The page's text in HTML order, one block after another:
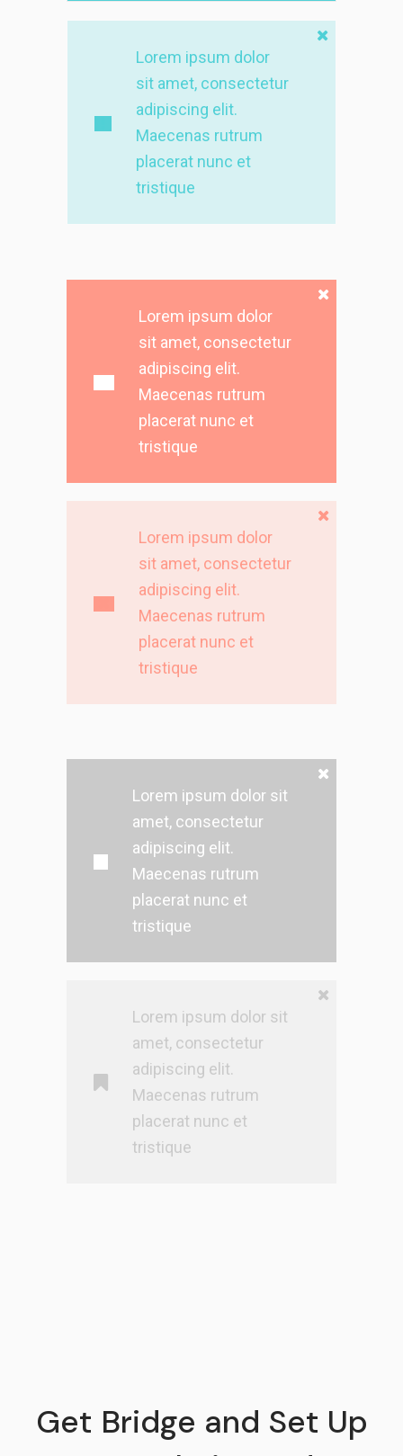
Lorem ipsum dolor
sit amet, consectetur
adipiscing elit.
Maecenas rutrum
placerat nunc et
tristique
Lorem ipsum dolor
sit amet, consectetur
adipiscing elit.
Maecenas rutrum
placerat nunc et
tristique
Lorem ipsum dolor
sit amet, consectetur
adipiscing elit.
Maecenas rutrum
placerat nunc et
tristique
Lorem ipsum dolor sit
amet, consectetur
adipiscing elit.
Maecenas rutrum
placerat nunc et
tristique
Lorem ipsum dolor sit
amet, consectetur
adipiscing elit.
Maecenas rutrum
placerat nunc et
tristique
Get Bridge and Set Up